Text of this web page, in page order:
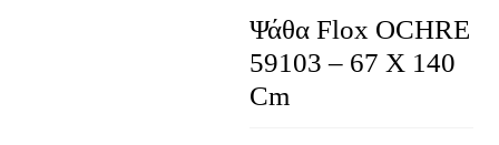
Ψάθα Flox OCHRE
59103 – 67 X 140
Cm